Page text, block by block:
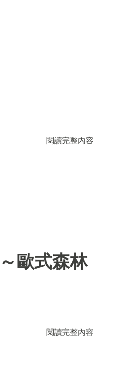
閱讀完整內容
歐式森林
閱讀完整內容